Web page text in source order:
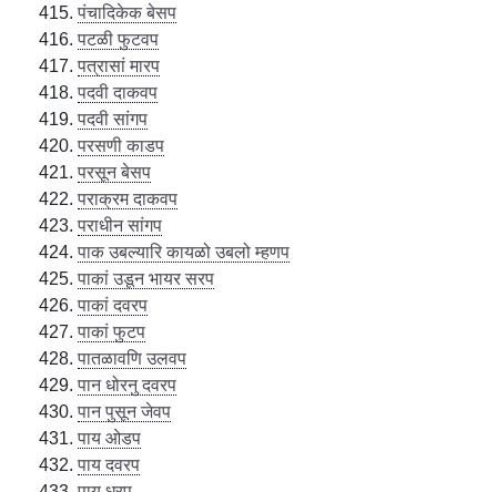
पंचादिकेक बेसप
पटळी फुटवप
पत्रासां मारप
पदवी दाकवप
पदवी सांगप
परसणी काडप
परसून बेसप
पराक्रम दाकवप
पराधीन सांगप
पाक उबल्यारि कायळो उबलो म्हणप
पाकां उडून भायर सरप
पाकां दवरप
पाकां फुटप
पातळावणि उलवप
पान धोरनु दवरप
पान पुसून जेवप
पाय ओडप
पाय दवरप